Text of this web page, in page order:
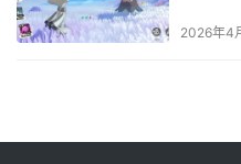
2026年4